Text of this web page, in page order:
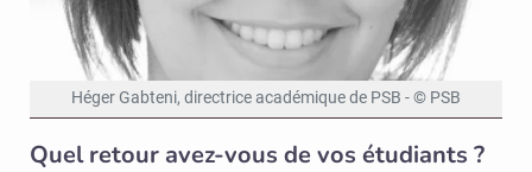
Héger Gabteni, directrice académique de PSB - © PSB
Quel retour avez-vous de vos étudiants ?